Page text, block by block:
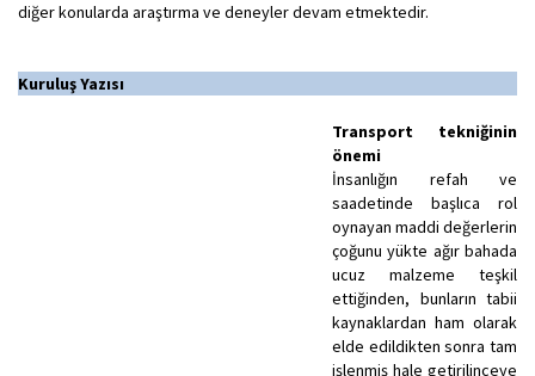
diğer konularda araştırma ve deneyler devam etmektedir.
Kuruluş Yazısı
Transport tekniğinin
önemi
İnsanlığın refah ve
saadetinde başlıca rol
oynayan maddi değerlerin
çoğunu yükte ağır bahada
ucuz malzeme teşkil
ettiğinden, bunların tabii
kaynaklardan ham olarak
elde edildikten sonra tam
işlenmiş hale getirilinceye